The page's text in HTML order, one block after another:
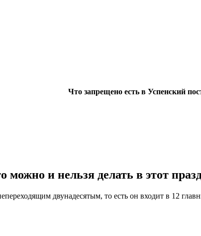
Что запрещено есть в Успенский
и нельзя делать в этот
двунадесятым, то есть он входит в 12